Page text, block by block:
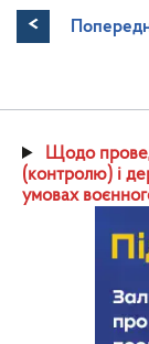
<
Щодо
(контролю) і
умовах